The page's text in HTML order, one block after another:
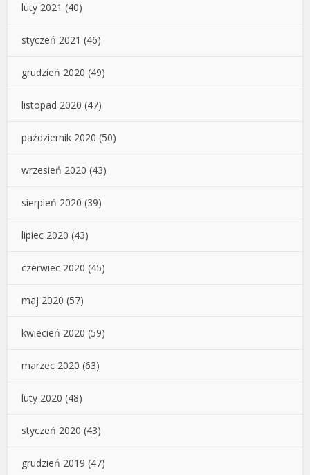
luty 2021 (40)
styczeń 2021 (46)
grudzień 2020 (49)
listopad 2020 (47)
październik 2020 (50)
wrzesień 2020 (43)
sierpień 2020 (39)
lipiec 2020 (43)
czerwiec 2020 (45)
maj 2020 (57)
kwiecień 2020 (59)
marzec 2020 (63)
luty 2020 (48)
styczeń 2020 (43)
grudzień 2019 (47)